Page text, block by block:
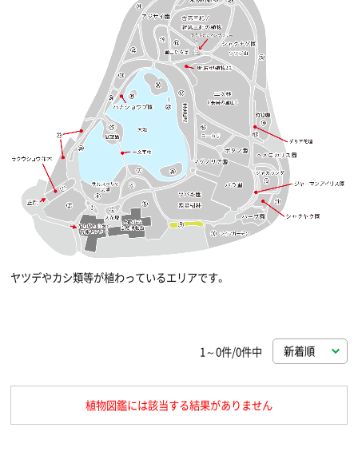
ヤツデやカシ類等が植わっているエリアです。
1～0件/0件中
植物図鑑には該当する結果がありません